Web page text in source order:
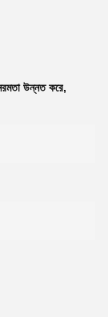
উন্নত করে,